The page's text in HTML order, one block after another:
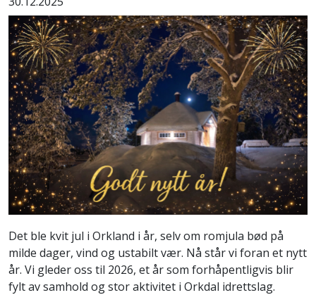
Det ble kvit jul i Orkland i år, selv om romjula bød på
milde dager, vind og ustabilt vær. Nå står vi foran et nytt
år. Vi gleder oss til 2026, et år som forhåpentligvis blir
fylt av samhold og stor aktivitet i Orkdal idrettslag.